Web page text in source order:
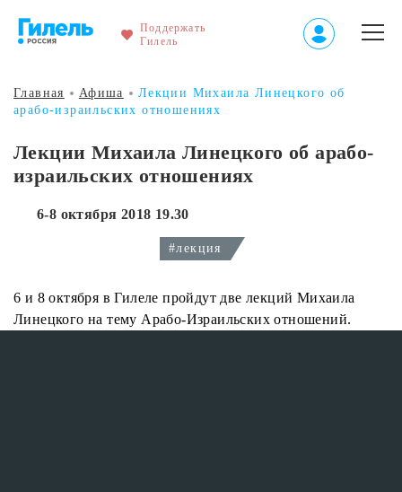
Поддержать
Гилель
Главная Афиша
Лекции Михаила Линецкого об
арабо-израильских отношениях
Лекции Михаила Линецкого об арабо-
израильских отношениях
6-8 октября 2018 19.30
#лекция
6 и 8 октября в Гилеле пройдут две лекций Михаила
Линецкого на тему Арабо-Израильских отношений.